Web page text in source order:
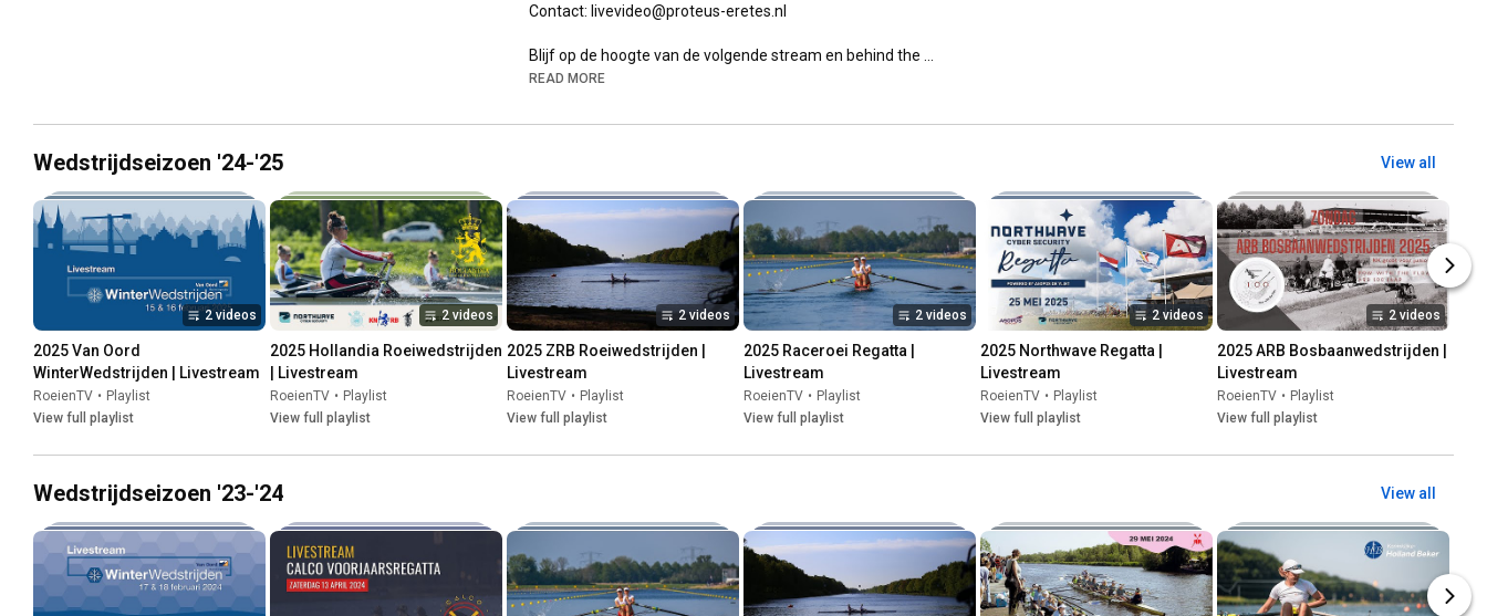
Contact: livevideo@proteus-eretes.nl
Blijf op de hoogte van de volgende stream en behind the
scenes:
↪ Facebook: https://www.facebook.com/roeientv/
READ MORE
Wedstrijdseizoen '24-'25 View all
2 videos
2025 Van Oord
WinterWedstrijden | Livestream
RoeienTV • Playlist
View full playlist
2 videos
2025 Hollandia Roeiwedstrijden
| Livestream
RoeienTV • Playlist
View full playlist
2 videos
2025 ZRB Roeiwedstrijden |
Livestream
RoeienTV • Playlist
View full playlist
2 videos
2025 Raceroei Regatta |
Livestream
RoeienTV • Playlist
View full playlist
2 videos
2025 Northwave Regatta |
Livestream
RoeienTV • Playlist
View full playlist
2 videos
2025 ARB Bosbaanwedstrijden |
Livestream
RoeienTV • Playlist
View full playlist
Wedstrijdseizoen '23-'24 View all